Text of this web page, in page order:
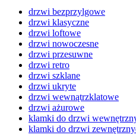
drzwi bezprzylgowe
drzwi klasyczne
drzwi loftowe
drzwi nowoczesne
drzwi przesuwne
drzwi retro
drzwi szklane
drzwi ukryte
drzwi wewnątrzklatowe
drzwi ażurowe
klamki do drzwi
klamki do drzwi